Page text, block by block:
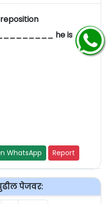
he is
WhatsApp Report
पेजवर: